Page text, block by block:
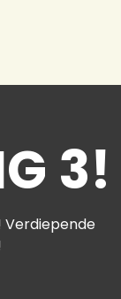
3!
Verdiepende